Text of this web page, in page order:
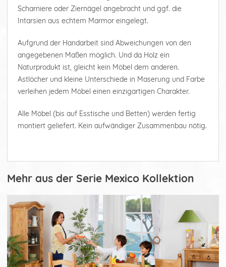
Scharniere oder Ziernägel angebracht und ggf. die
Intarsien aus echtem Marmor eingelegt.
Aufgrund der Handarbeit sind Abweichungen von den
angegebenen Maßen möglich. Und da Holz ein
Naturprodukt ist, gleicht kein Möbel dem anderen.
Astlöcher und kleine Unterschiede in Maserung und Farbe
verleihen jedem Möbel einen einzigartigen Charakter.
Alle Möbel (bis auf Esstische und Betten) werden fertig
montiert geliefert. Kein aufwändiger Zusammenbau nötig.
Mehr aus der Serie Mexico Kollektion